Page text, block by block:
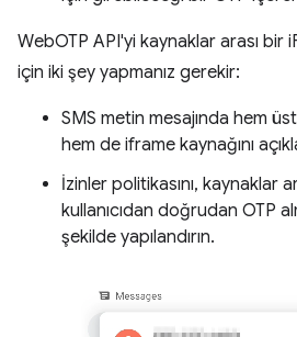
WebOTP API'yi kaynaklar arası bir
için iki şey yapmanız gerekir:
SMS metin mesajında hem
hem de iframe kaynağını
İzinler politikasını, kaynaklar
kullanıcıdan doğrudan OTP
şekilde yapılandırın.